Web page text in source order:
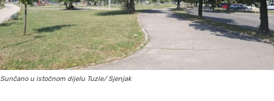
Sunčano u istočnom dijelu Tuzle/ Sjenjak